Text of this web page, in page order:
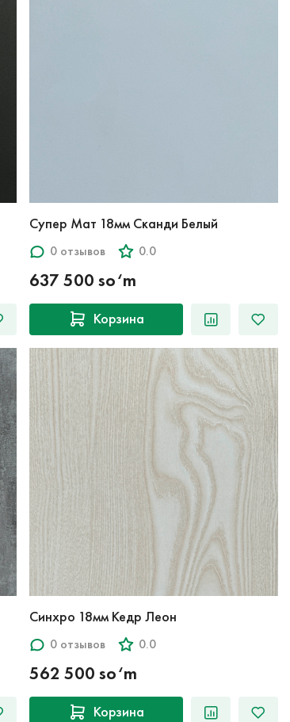
Супер Мат 18мм Сканди Белый
0 отзывов 0.0
637 500 so‘m
Корзина
Синхро 18мм Кедр Леон
0 отзывов 0.0
562 500 so‘m
Корзина